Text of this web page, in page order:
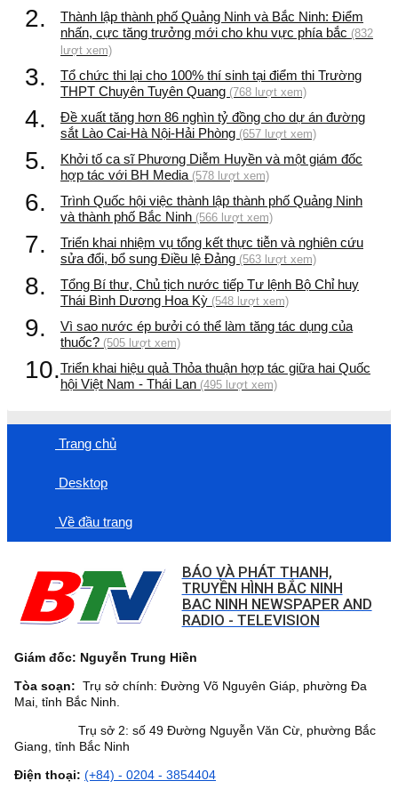
2.
Thành lập thành phố Quảng Ninh và Bắc Ninh: Điểm
nhấn, cực tăng trưởng mới cho khu vực phía bắc (832
lượt xem)
3.
Tổ chức thi lại cho 100% thí sinh tại điểm thi Trường
THPT Chuyên Tuyên Quang (768 lượt xem)
4.
Đề xuất tăng hơn 86 nghìn tỷ đồng cho dự án đường
sắt Lào Cai-Hà Nội-Hải Phòng (657 lượt xem)
5.
Khởi tố ca sĩ Phương Diễm Huyền và một giám đốc
hợp tác với BH Media (578 lượt xem)
6.
Trình Quốc hội việc thành lập thành phố Quảng Ninh
và thành phố Bắc Ninh (566 lượt xem)
7.
Triển khai nhiệm vụ tổng kết thực tiễn và nghiên cứu
sửa đổi, bổ sung Điều lệ Đảng (563 lượt xem)
8.
Tổng Bí thư, Chủ tịch nước tiếp Tư lệnh Bộ Chỉ huy
Thái Bình Dương Hoa Kỳ (548 lượt xem)
9.
Vì sao nước ép bưởi có thể làm tăng tác dụng của
thuốc? (505 lượt xem)
10.Triển khai hiệu quả Thỏa thuận hợp tác giữa hai Quốc
hội Việt Nam - Thái Lan (495 lượt xem)
Trang chủ
Desktop
Về đầu trang
BÁO VÀ PHÁT THANH,
TRUYỀN HÌNH BẮC NINH
BAC NINH NEWSPAPER AND
RADIO - TELEVISION
Giám đốc: Nguyễn Trung Hiền
Tòa soạn: Trụ sở chính: Đường Võ Nguyên Giáp, phường Đa
Mai, tỉnh Bắc Ninh.
Trụ sở 2: số 49 Đường Nguyễn Văn Cừ, phường Bắc
Giang, tỉnh Bắc Ninh
Điện thoại: (+84) - 0204 - 3854404